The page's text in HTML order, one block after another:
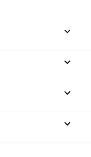
keyboard_arrow_down


